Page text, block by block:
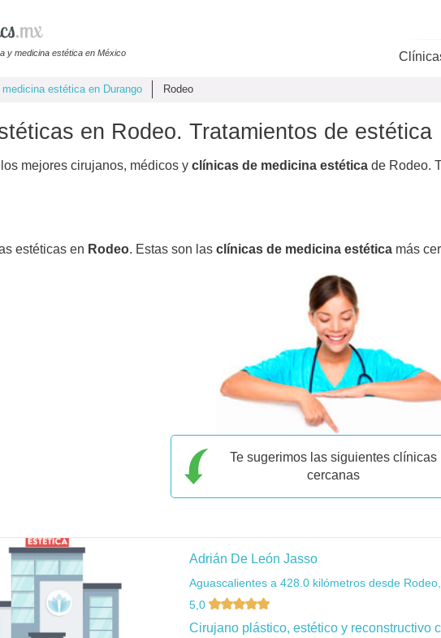
y medicina estética en México
estética en Durango Rodeo
en Rodeo. Tratamientos de estética
mejores cirujanos, médicos y clínicas de medicina estética de Rodeo.
estéticas en Rodeo. Estas son las clínicas de medicina estética más
Te sugerimos las siguientes clínicas
cercanas
Adrián De León Jasso
Aguascalientes a 428.0 kilómetros desde
5,0
Cirujano plástico, estético y reconstructivo